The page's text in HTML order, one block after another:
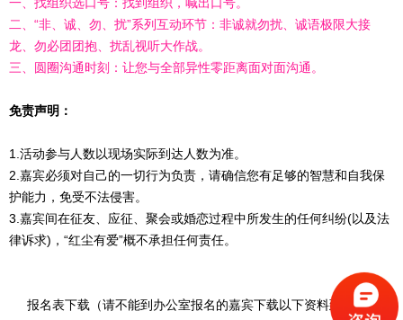
一、找组织选口号：找到组织，喊出口号。
二、“非、诚、勿、扰”系列互动环节：非诚就勿扰、诚语极限大接
龙、勿必团团抱、扰乱视听大作战。
三、圆圈沟通时刻：让您与全部异性零距离面对面沟通。
免责声明：
1.活动参与人数以现场实际到达人数为准。
2.嘉宾必须对自己的一切行为负责，请确信您有足够的智慧和自我保
护能力，免受不法侵害。
3.嘉宾间在征友、应征、聚会或婚恋过程中所发生的任何纠纷(以及法
律诉求)，“红尘有爱”概不承担任何责任。
报名表下载（请不能到办公室报名的嘉宾下载以下资料到现场联